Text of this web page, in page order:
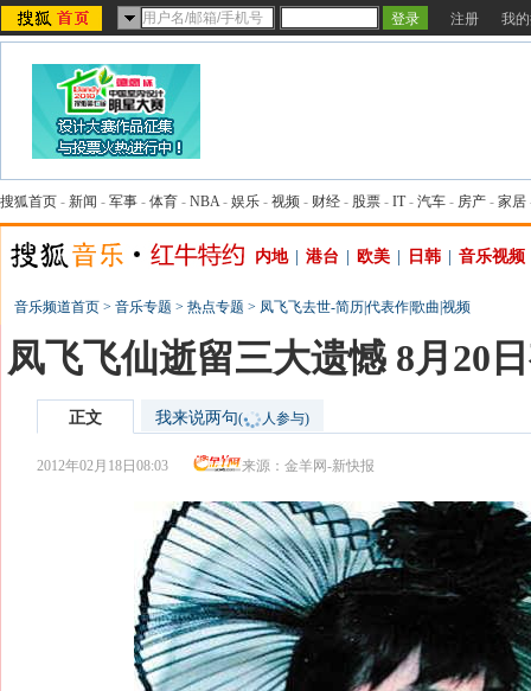
注册 我
搜狐首页 - 新闻 - 军事 - 体育 - NBA- 娱乐 - 视频 - 财经 - 股票 - IT- 汽车 - 房产 - 家居
内地 港台 欧美 日韩 音乐视频
音乐频道首页 > 音乐专题 > 热点专题 > 凤飞飞去世-简历|代表作|歌曲|视频
凤飞飞仙逝留三大遗憾 8月20
正文 我来说两句( 人参与)
2012年02月18日08:03 来源： 金羊网-新快报